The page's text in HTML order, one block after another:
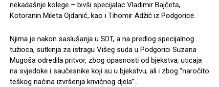
nekadašnje kolege – bivši specijalac Vladimir Bajčeta,
Kotoranin Mileta Ojdanić, kao i Tihomir Adžić iz Podgorice.
Njima je nakon saslušanja u SDT, a na predlog specijalnog
tužioca, sutkinja za istragu Višeg suda u Podgorici Suzana
Mugoša odredila pritvor, zbog opasnosti od bjekstva, uticaja
na svjedoke i saučesnike koji su u bjekstvu, ali i zbog “naročito
teškog načina izvršenja krivičnog djela”…